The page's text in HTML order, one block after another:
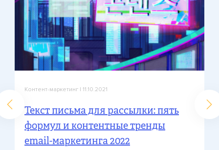
Контент-маркетинг | 11.10.2021
Текст письма для рассылки: пять
формул и контентные тренды
email-маркетинга 2022